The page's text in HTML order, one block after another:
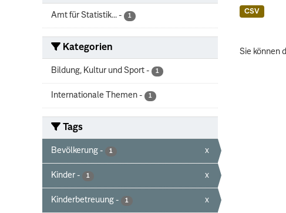
Amt für Statistik... - 1
Kategorien
Bildung, Kultur und Sport - 1
Internationale Themen - 1
Tags
Bevölkerung - 1 x
Kinder - 1 x
Kinderbetreuung - 1 x
CSV
Sie können